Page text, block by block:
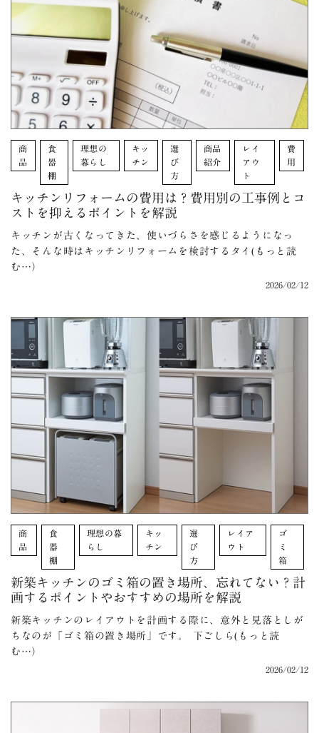
商
品
食
器
棚
理想の
暮らし
キッ
チン
選
び
方
商品
紹介
レイ
アウ
ト
費
用
キッチンリフォームの費用は？費用別の工事例とコ
ストを抑えるポイントを解説
キッチンが古くなってきた、使いづらさを感じるようになっ
た、そんな時はキッチンリフォームを検討するタイ(もっと読
む…）
2026/02/12
商
品
食
器
棚
理想の暮
らし
キッ
チン
選
び
方
レイア
ウト
ゴ
ミ
箱
新築キッチンのゴミ箱の置き場所、忘れてない？計
画するポイントやおすすめの場所を解説
新築キッチンのレイアウトを計画する際に、意外と見落としが
ちなのが「ゴミ箱の置き場所」です。 下ごしら(もっと読
む…）
2026/02/12